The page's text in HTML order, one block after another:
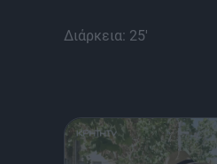
Διάρκεια: 25'